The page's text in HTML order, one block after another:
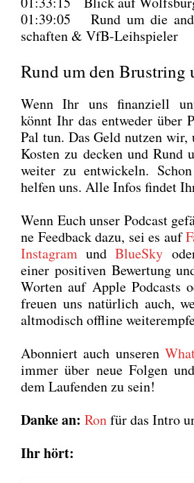
01:39:05 Rund um die
schaf­ten & VfB-Leih­spie­ler
Rund um den Brustring
Wenn Ihr uns finan­zi­ell
könnt Ihr das ent­we­der über
Pal tun. Das Geld nut­zen wir,
Kos­ten zu decken und Rund
wei­ter zu ent­wi­ckeln.
hel­fen uns. Alle Infos fin­det
Wenn Euch unser Pod­cast
ne Feed­back dazu, sei es auf
Insta­gram undBlueS­ky
einer posi­ti­ven Bewer­tung
Wor­ten auf Apple Pod­casts
freu­en uns natür­lich auch,
alt­mo­disch off­line
Abon­niert auch unse­ren
immer über neue Fol­gen
dem Lau­fen­den zu sein!
Dan­ke an: Ronfür das Intro
Ihr hört: